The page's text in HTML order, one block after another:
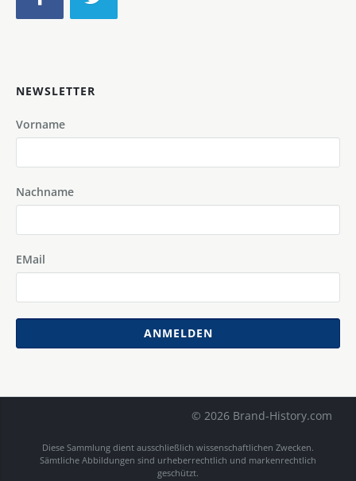
NEWSLETTER
Vorname
Nachname
EMail
ANMELDEN
© 2026 Brand-History.com
Diese Sammlung dient ausschließlich wissenschaftlichen Zwecken.
Sämtliche Abbildungen sind urheberrechtlich und markenrechtlich
geschützt.